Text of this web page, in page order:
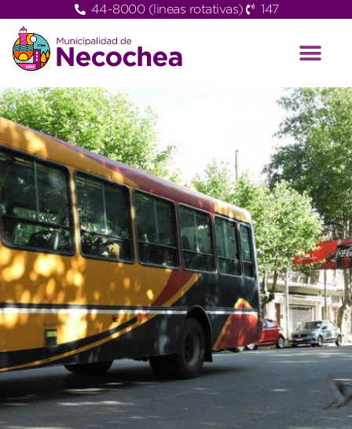
44-8000 (lineas rotativas) 147